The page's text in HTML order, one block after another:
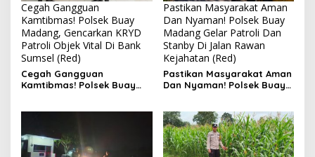
Cegah Gangguan
Kamtibmas! Polsek Buay
Madang, Gencarkan KRYD
Patroli Objek Vital Di Bank
Sumsel (Red)
Cegah Gangguan
Kamtibmas! Polsek Buay
Pastikan Masyarakat Aman
Dan Nyaman! Polsek Buay
Madang Gelar Patroli Dan
Stanby Di Jalan Rawan
Kejahatan (Red)
Pastikan Masyarakat Aman
Dan Nyaman! Polsek Buay
Kejahatan